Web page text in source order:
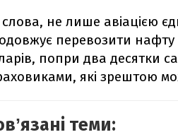
не лише авіацією
перевозити
попри два десятки
які зрештою
теми: